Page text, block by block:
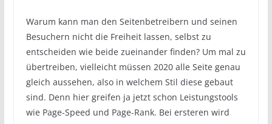
Warum kann man den Seitenbetreibern und seinen
Besuchern nicht die Freiheit lassen, selbst zu
entscheiden wie beide zueinander finden? Um mal zu
übertreiben, vielleicht müssen 2020 alle Seite genau
gleich aussehen, also in welchem Stil diese gebaut
sind. Denn hier greifen ja jetzt schon Leistungstools
wie Page-Speed und Page-Rank. Bei ersteren wird